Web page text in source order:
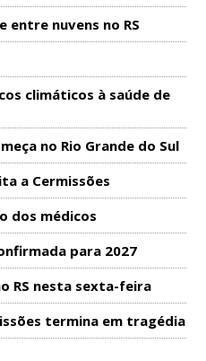
entre nuvens no RS
climáticos à saúde de
no Rio Grande do Sul
a Cermissões
dos médicos
para 2027
RS nesta sexta-feira
termina em tragédia